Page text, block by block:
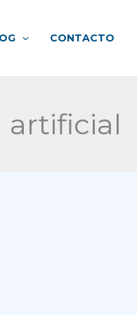
CONTACTO
artificial